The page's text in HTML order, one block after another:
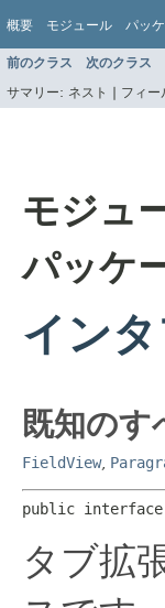
概要 モジュール パッ
前のクラス 次のクラス
サマリー: ネスト | フィー
モジュ
パッケ
イン
既知のす
FieldView,
public interface
タブ拡